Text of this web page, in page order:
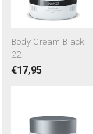
Body Cream Black
22
€17,95